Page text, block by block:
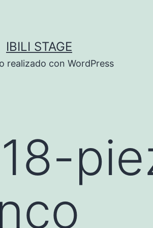
IBILI STAGE
realizado con WordPress